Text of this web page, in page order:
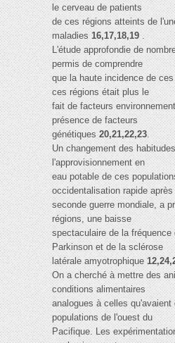
le cerveau de patients
de ces régions atteints de
maladies16,17,18,19.
L'étude approfondie de
permis de comprendre
que la haute incidence de
ces régions était plus le
fait de facteurs
présence de facteurs
génétiques20,21,22,23.
Un changement des
l'approvisionnement en
eau potable de ces
occidentalisation rapide après
seconde guerre mondiale, a
régions, une baisse
spectaculaire de la fréquence
Parkinson et de la sclérose
latérale amyotrophique
On a cherché à mettre des
conditions alimentaires
analogues à celles qu'avaient
populations de l'ouest du
Pacifique. Les